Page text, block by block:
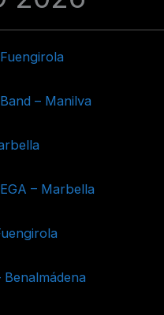
– Manilva
– Marbella